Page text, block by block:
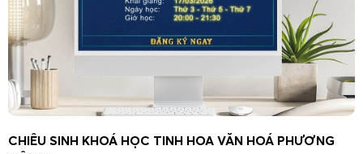
CHIÊU SINH KHOÁ HỌC TINH HOA VĂN HOÁ PHƯƠNG